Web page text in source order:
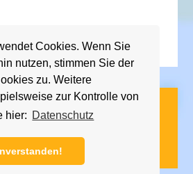
Cookies. Wenn Sie
nutzen, stimmen Sie der
zu. Weitere
zur Kontrolle von
hier: Datenschutz
|Datenschutz